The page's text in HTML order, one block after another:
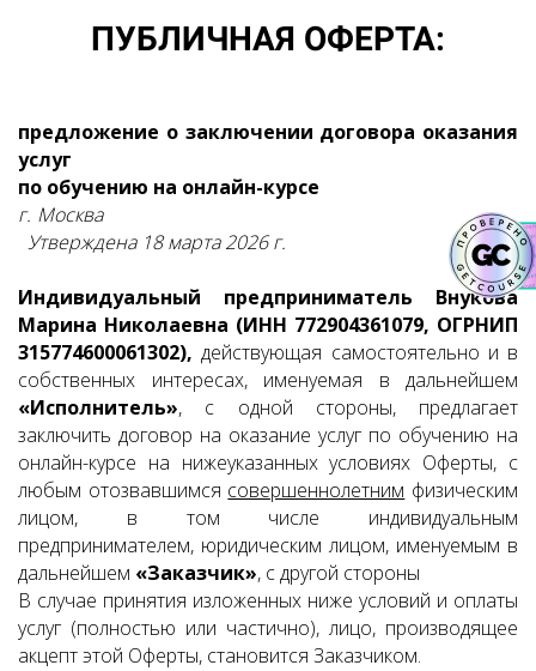
ПУБЛИЧНАЯ ОФЕРТА:
предложение о заключении договора оказания
услуг
по обучению на онлайн-курсе
г. Москва
Утверждена 18 марта 2026 г.
Индивидуальный предприниматель Внукова
Марина Николаевна (ИНН 772904361079, ОГРНИП
315774600061302), действующая самостоятельно и в
собственных интересах, именуемая в дальнейшем
«Исполнитель», с одной стороны, предлагает
заключить договор на оказание услуг по обучению на
онлайн-курсе на нижеуказанных условиях Оферты, с
любым отозвавшимся совершеннолетним физическим
лицом, в том числе индивидуальным
предпринимателем, юридическим лицом, именуемым в
дальнейшем «Заказчик», с другой стороны
В случае принятия изложенных ниже условий и оплаты
услуг (полностью или частично), лицо, производящее
акцепт этой Оферты, становится Заказчиком.